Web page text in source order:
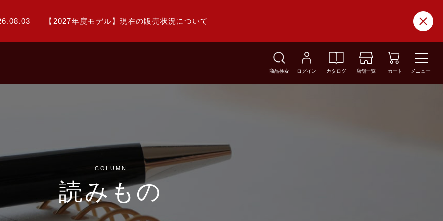
【2027年度モデル】現在の販売状況について
商品検索 ログイン カタログ 店舗一覧 カート メニュー
COLUMN
読みもの